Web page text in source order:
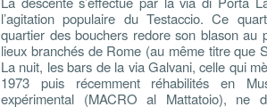
l’agitation populaire du Testaccio. Ce
quartier des bouchers redore son blason au
lieux branchés de Rome (au même titre que
La nuit, les bars de la via Galvani, celle qui
1973 puis récemment réhabilités en
expérimental (MACRO al Mattatoio), ne